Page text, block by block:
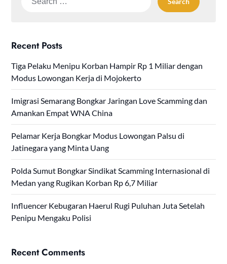
Recent Posts
Tiga Pelaku Menipu Korban Hampir Rp 1 Miliar dengan
Modus Lowongan Kerja di Mojokerto
Imigrasi Semarang Bongkar Jaringan Love Scamming dan
Amankan Empat WNA China
Pelamar Kerja Bongkar Modus Lowongan Palsu di
Jatinegara yang Minta Uang
Polda Sumut Bongkar Sindikat Scamming Internasional di
Medan yang Rugikan Korban Rp 6,7 Miliar
Influencer Kebugaran Haerul Rugi Puluhan Juta Setelah
Penipu Mengaku Polisi
Recent Comments